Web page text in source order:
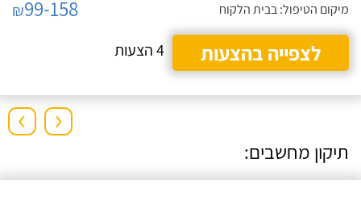
מיקום הטיפול: בבית הלקוח ₪99-158
לצפייה בהצעות
4 הצעות
› ‹
תיקון מחשבים: